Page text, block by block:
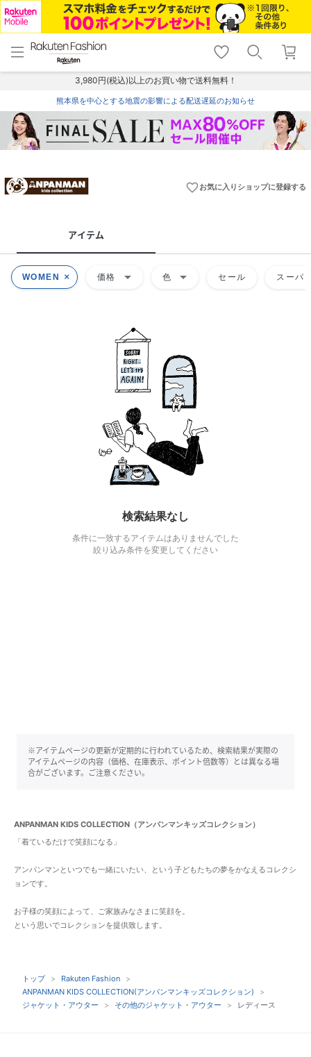
menu home
トップ
shopping_cart lock_outline
ログイン
3,980円(税込)以上のお買い物で送料無料！
熊本県を中心とする地震の影響による配送遅延のお知らせ
favorite_borderお気に入りショップに登録する
アイテム
WOMEN 価格 arrow_drop_down 色 arrow_drop_down セール スーパ
検索結果なし
条件に一致するアイテムはありませんでした
絞り込み条件を変更してください
※アイテムページの更新が定期的に行われているため、検索結果が実際の
アイテムページの内容（価格、在庫表示、ポイント倍数等）とは異なる場
合がございます。ご注意ください。
ANPANMAN KIDS COLLECTION（アンパンマンキッズコレクション）
「着ているだけで笑顔になる」
アンパンマンといつでも一緒にいたい、という子どもたちの夢をかなえるコレクシ
ョンです。
お子様の笑顔によって、ご家族みなさまに笑顔を。
という思いでコレクションを提供致します。
トップ
Rakuten Fashion
ANPANMAN KIDS COLLECTION(アンパンマンキッズコレクション)
ジャケット・アウター
その他のジャケット・アウター レディース